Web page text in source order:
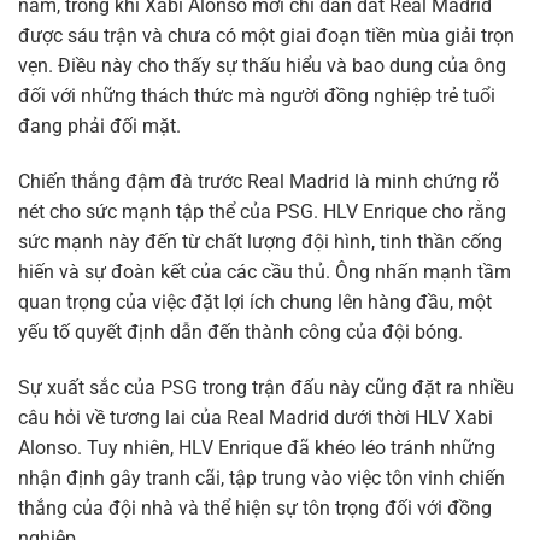
năm, trong khi Xabi Alonso mới chỉ dẫn dắt Real Madrid
được sáu trận và chưa có một giai đoạn tiền mùa giải trọn
vẹn. Điều này cho thấy sự thấu hiểu và bao dung của ông
đối với những thách thức mà người đồng nghiệp trẻ tuổi
đang phải đối mặt.
Chiến thắng đậm đà trước Real Madrid là minh chứng rõ
nét cho sức mạnh tập thể của PSG. HLV Enrique cho rằng
sức mạnh này đến từ chất lượng đội hình, tinh thần cống
hiến và sự đoàn kết của các cầu thủ. Ông nhấn mạnh tầm
quan trọng của việc đặt lợi ích chung lên hàng đầu, một
yếu tố quyết định dẫn đến thành công của đội bóng.
Sự xuất sắc của PSG trong trận đấu này cũng đặt ra nhiều
câu hỏi về tương lai của Real Madrid dưới thời HLV Xabi
Alonso. Tuy nhiên, HLV Enrique đã khéo léo tránh những
nhận định gây tranh cãi, tập trung vào việc tôn vinh chiến
thắng của đội nhà và thể hiện sự tôn trọng đối với đồng